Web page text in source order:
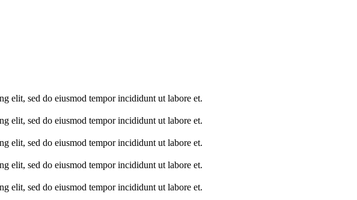
elit, sed do eiusmod tempor incididunt ut labore et.
elit, sed do eiusmod tempor incididunt ut labore et.
elit, sed do eiusmod tempor incididunt ut labore et.
elit, sed do eiusmod tempor incididunt ut labore et.
elit, sed do eiusmod tempor incididunt ut labore et.